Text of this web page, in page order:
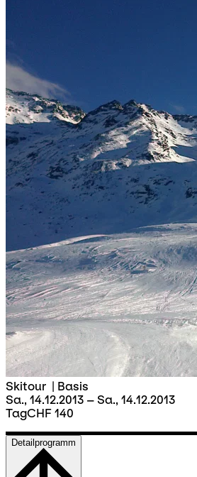
Skitour | Basis
Sa., 14.12.2013 – Sa., 14.12.2013
TagCHF 140
Detailprogramm